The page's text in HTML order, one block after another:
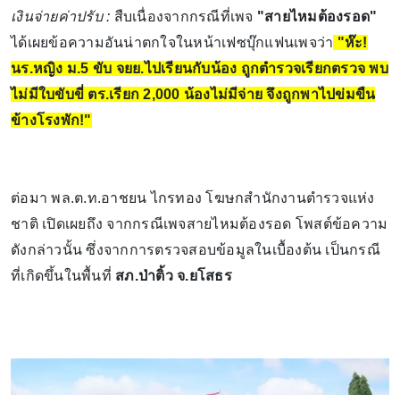
เงินจ่ายค่าปรับ : สืบเนื่องจากกรณีที่เพจ "สายไหมต้องรอด"
ได้เผยข้อความอันน่าตกใจในหน้าเฟซบุ๊กแฟนเพจว่า "ห๊ะ!
นร.หญิง ม.5 ขับ จยย.ไปเรียนกับน้อง ถูกตำรวจเรียกตรวจ พบ
ไม่มีใบขับขี่ ตร.เรียก 2,000 น้องไม่มีจ่าย จึงถูกพาไปข่มขืน
ข้างโรงพัก!"
ต่อมา พล.ต.ท.อาชยน ไกรทอง โฆษกสำนักงานตำรวจแห่ง
ชาติ เปิดเผยถึง จากกรณีเพจสายไหมต้องรอด โพสต์ข้อความ
ดังกล่าวนั้น ซึ่งจากการตรวจสอบข้อมูลในเบื้องต้น เป็นกรณี
ที่เกิดขึ้นในพื้นที่ สภ.ป่าติ้ว จ.ยโสธร